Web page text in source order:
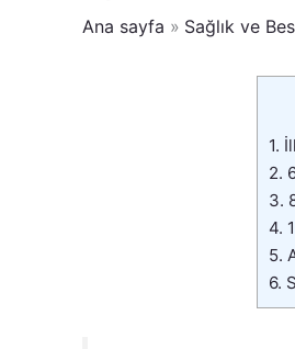
Ana sayfa
Sağlık ve
1.
2.
3.
4.
5.
6.